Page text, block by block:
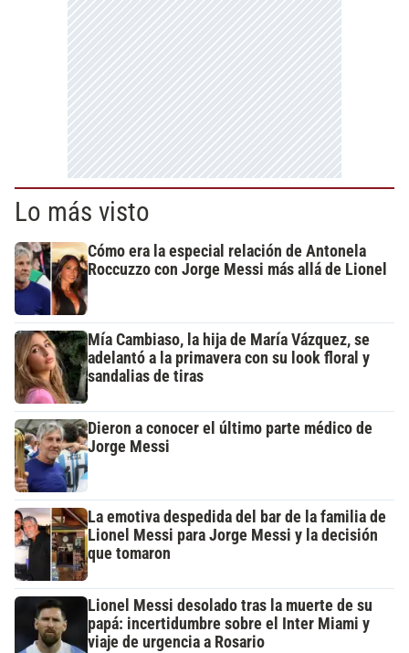
Lo más visto
Cómo era la especial relación de Antonela
Roccuzzo con Jorge Messi más allá de Lionel
Mía Cambiaso, la hija de María Vázquez, se
adelantó a la primavera con su look floral y
sandalias de tiras
Dieron a conocer el último parte médico de
Jorge Messi
La emotiva despedida del bar de la familia de
Lionel Messi para Jorge Messi y la decisión
que tomaron
Lionel Messi desolado tras la muerte de su
papá: incertidumbre sobre el Inter Miami y
viaje de urgencia a Rosario